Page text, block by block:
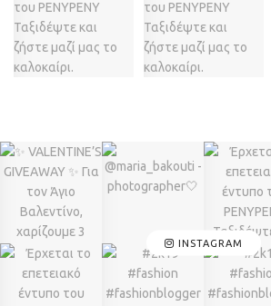
INSTAGRAM